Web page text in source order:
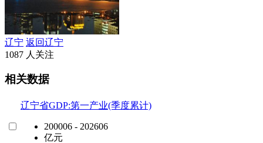
辽宁 返回辽宁
1087 人关注
相关数据
辽宁省GDP:第一产业(季度累计)
200006 - 202606
亿元